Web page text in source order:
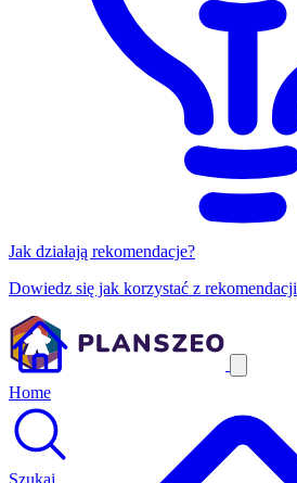
Jak działają rekomendacje?
Dowiedz się jak korzystać z rekomendacji
Home
Szukaj